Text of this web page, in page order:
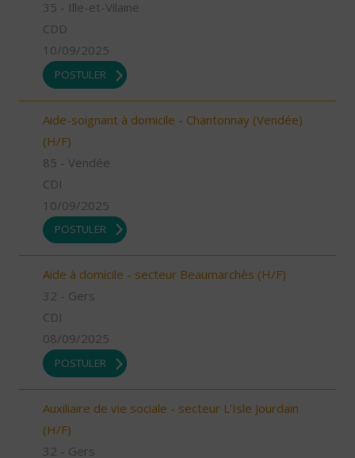
35 - Ille-et-Vilaine
CDD
10/09/2025
POSTULER
Aide-soignant à domicile - Chantonnay (Vendée)
(H/F)
85 - Vendée
CDI
10/09/2025
POSTULER
Aide à domicile - secteur Beaumarchès (H/F)
32 - Gers
CDI
08/09/2025
POSTULER
Auxiliaire de vie sociale - secteur L'Isle Jourdain
(H/F)
32 - Gers